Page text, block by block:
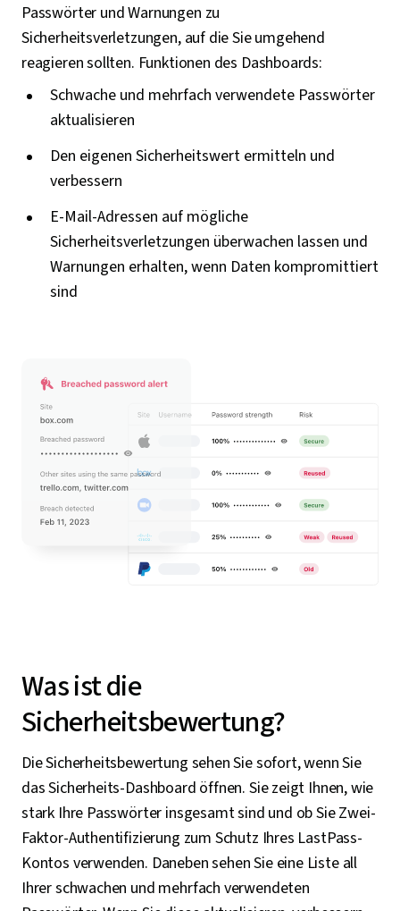
Passwörter und Warnungen zu
Sicherheitsverletzungen, auf die Sie umgehend
reagieren sollten. Funktionen des Dashboards:
Schwache und mehrfach verwendete Passwörter
aktualisieren
Den eigenen Sicherheitswert ermitteln und
verbessern
E-Mail-Adressen auf mögliche
Sicherheitsverletzungen überwachen lassen und
Warnungen erhalten, wenn Daten kompromittiert
sind
Was ist die
Sicherheitsbewertung?
Die Sicherheitsbewertung sehen Sie sofort, wenn Sie
das Sicherheits-Dashboard öffnen. Sie zeigt Ihnen, wie
stark Ihre Passwörter insgesamt sind und ob Sie Zwei-
Faktor-Authentifizierung zum Schutz Ihres LastPass-
Kontos verwenden. Daneben sehen Sie eine Liste all
Ihrer schwachen und mehrfach verwendeten